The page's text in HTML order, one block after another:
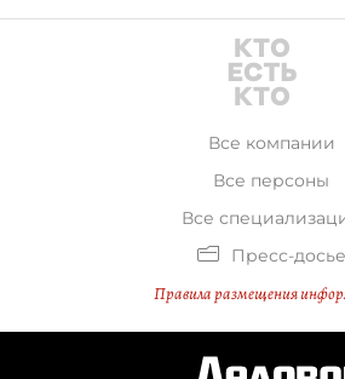
Все компании
Все персоны
Все
Пресс-досье
Правила размещения